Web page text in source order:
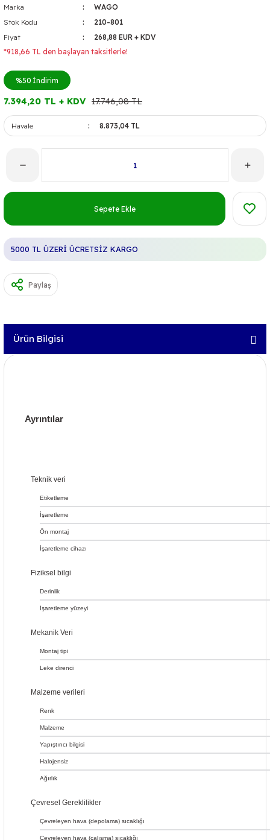
Marka
WAGO
Stok Kodu
210-801
Fiyat
268,88 EUR + KDV
*918,66 TL den başlayan taksitlerle!
%50 İndirim
7.394,20 TL + KDV 17.746,08 TL
Havale 8.873,04 TL
Sepete Ekle
5000 TL ÜZERİ ÜCRETSİZ KARGO
Paylaş
Ürün Bilgisi
Ayrıntılar
Teknik veri
Etiketleme
İşaretleme
Ön montaj
İşaretleme cihazı
Fiziksel bilgi
Derinlik
İşaretleme yüzeyi
Mekanik Veri
Montaj tipi
Leke direnci
Malzeme verileri
Renk
Malzeme
Yapıştırıcı bilgisi
Halojensiz
Ağırlık
Çevresel Gereklilikler
Çevreleyen hava (depolama) sıcaklığı
Çevreleyen hava (çalışma) sıcaklığı